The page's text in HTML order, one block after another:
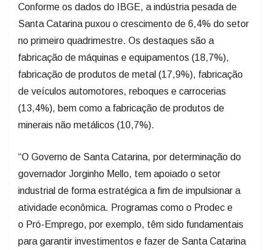
Conforme os dados do IBGE, a indústria pesada de
Santa Catarina puxou o crescimento de 6,4% do setor
no primeiro quadrimestre. Os destaques são a
fabricação de máquinas e equipamentos (18,7%),
fabricação de produtos de metal (17,9%), fabricação
de veículos automotores, reboques e carrocerias
(13,4%), bem como a fabricação de produtos de
minerais não metálicos (10,7%).
“O Governo de Santa Catarina, por determinação do
governador Jorginho Mello, tem apoiado o setor
industrial de forma estratégica a fim de impulsionar a
atividade econômica. Programas como o Prodec e
o Pró-Emprego, por exemplo, têm sido fundamentais
para garantir investimentos e fazer de Santa Catarina